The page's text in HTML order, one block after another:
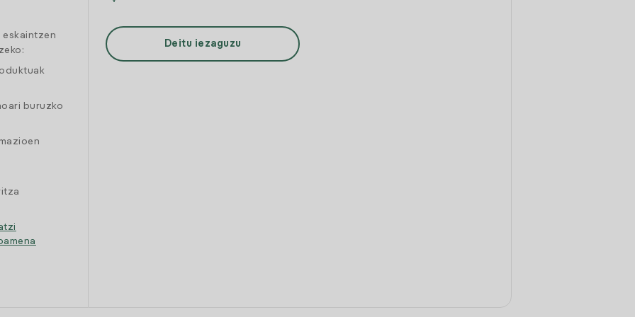
buruzko
Deitu iezaguzu